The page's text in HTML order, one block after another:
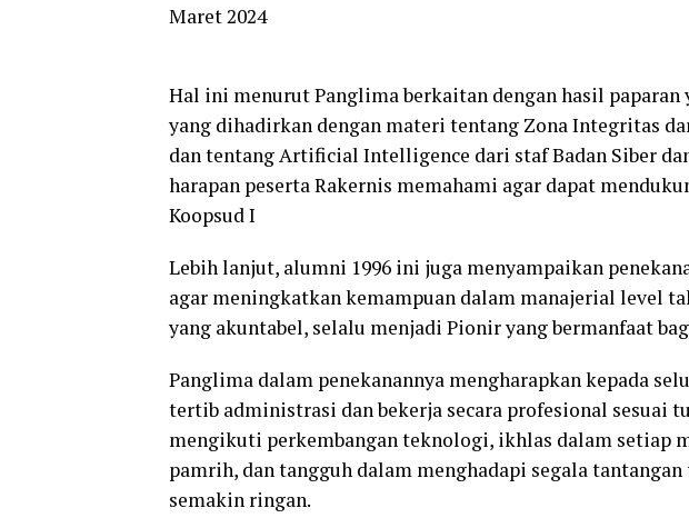
Maret 2024
Hal ini menurut Panglima berkaitan dengan hasil paparan
yang dihadirkan dengan materi tentang Zona Integritas
dan tentang Artificial Intelligence dari staf Badan Siber
harapan peserta Rakernis memahami agar dapat
Koopsud I
Lebih lanjut, alumni 1996 ini juga menyampaikan
agar meningkatkan kemampuan dalam manajerial level
yang akuntabel, selalu menjadi Pionir yang bermanfaat
Panglima dalam penekanannya mengharapkan kepada
tertib administrasi dan bekerja secara profesional sesuai
mengikuti perkembangan teknologi, ikhlas dalam setiap
pamrih, dan tangguh dalam menghadapi segala
semakin ringan.